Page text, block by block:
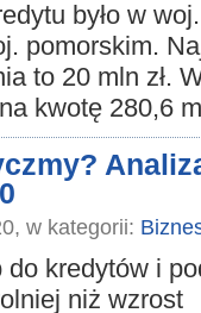
było w woj.
pomorskim.
to 20 mln zł.
kwotę 280,6
w kategorii:
kredytów i
niż wzrost